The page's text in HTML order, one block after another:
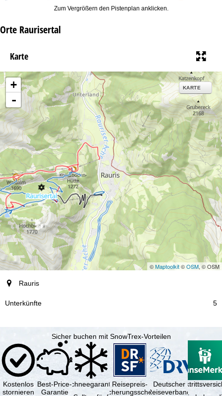
Zum Vergrößern den Pistenplan anklicken.
Orte Raurisertal
Karte
+
-
KARTE
©Maptoolkit©OSM, © OSM
Ort
Unterkünfte
Rauris
5
Sicher buchen mit SnowTrex-Vorteilen
Kostenlos
stornieren
Best-Price-
Garantie
SchneegarantieReisepreis-
Sicherungsschein
Deutscher
Reiseverband